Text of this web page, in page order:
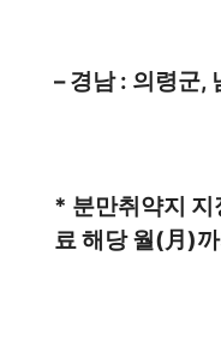
– 경남 : 의령군,
* 분만취약지 지
료 해당 월(月)